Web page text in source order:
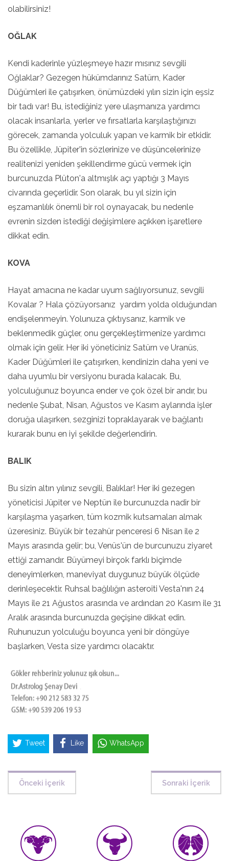
olabilirsiniz!
OĞLAK
Kendi kaderinle yüzleşmeye hazır mısınız sevgili
Oğlaklar? Gezegen hükümdarınız Satürn, Kader
Düğümleri ile çatışırken, önümüzdeki yılın sizin için eşsiz
bir tadı var! Bu, istediğiniz yere ulaşmanıza yardımcı
olacak insanlarla, yerler ve fırsatlarla karşılaştığınızı
görecek, zamanda yolculuk yapan ve karmik bir etkidir.
Bu özellikle, Jüpiter'in sözlerinize ve düşüncelerinize
realitenizi yeniden şekillendirme gücü vermek için
burcunuzda Plüton'a altmışlık açı yaptığı 3 Mayıs
civarında geçerlidir. Son olarak, bu yıl sizin için
eşzamanlılık önemli bir rol oynayacak, bu nedenle
evrenin sizden istediği değişimlere açıkken işaretlere
dikkat edin.
KOVA
Hayat amacına ne kadar uyum sağlıyorsunuz, sevgili
Kovalar ? Hala çözüyorsanız yardım yolda olduğundan
endişelenmeyin. Yolunuza çıktıysanız, karmik ve
beklenmedik güçler, onu gerçekleştirmenize yardımcı
olmak için gelir. Her iki yöneticiniz Satürn ve Uranüs,
Kader Düğümleri ile çatışırken, kendinizin daha yeni ve
daha uyumlu bir versiyonu burada kalacak. Bu,
yolculuğunuz boyunca ender ve çok özel bir andır, bu
nedenle Şubat, Nisan, Ağustos ve Kasım aylarında işler
doruğa ulaşırken, sezginizi topraklayarak ve bağlantı
kurarak bunu en iyi şekilde değerlendirin.
BALIK
Bu sizin altın yılınız sevgili, Balıklar! Her iki gezegen
yöneticisi Jüpiter ve Neptün ile burcunuzda nadir bir
karşılaşma yaşarken, tüm kozmik kutsamaları almak
üzeresiniz. Büyük bir tezahür penceresi 6 Nisan ile 2
Mayıs arasında gelir; bu, Venüs'ün de burcunuzu ziyaret
ettiği zamandır. Büyümeyi birçok farklı biçimde
deneyimlerken, maneviyat duygunuz büyük ölçüde
derinleşecektir. Ruhsal bağlılığın asteroiti Vesta'nın 24
Mayıs ile 21 Ağustos arasında ve ardından 20 Kasım ile 31
Aralık arasında burcunuzda geçişine dikkat edin.
Ruhunuzun yolculuğu boyunca yeni bir döngüye
başlarken, Vesta size yardımcı olacaktır.
Tweet Like WhatsApp
Önceki İçerik Sonraki İçerik